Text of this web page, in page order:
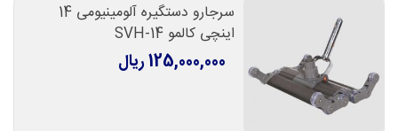
سرجارو دستگیره آلومینیومی 14
اینچی کالمو SVH-14
125,000,000 ریال